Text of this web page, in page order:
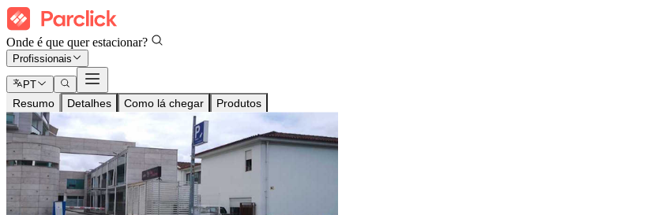
Onde é que quer estacionar?
Profissionais
PT
Resumo Detalhes Como lá chegar Produtos